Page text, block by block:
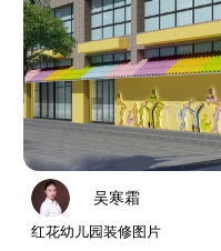
吴寒霜
红花幼儿园装修图片